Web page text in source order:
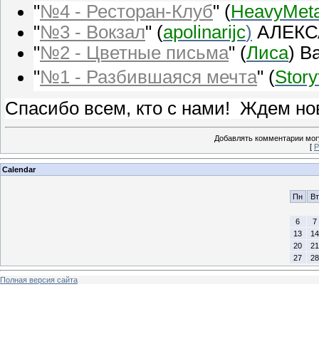
"№4 - Ресторан-Клуб" (
"№3 - Вокзал" (apolinarijc)
"№2 - Цветные письма" (Лиса)
"№1 - Разбившаяся мечта" (
Спасибо всем, кто с нами! Ждем
Добавлять комментарии
[
Calendar
Пн Вт
6
7
13
14
20
21
27
28
Полная версия сайта